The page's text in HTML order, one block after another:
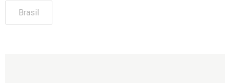
Brasil